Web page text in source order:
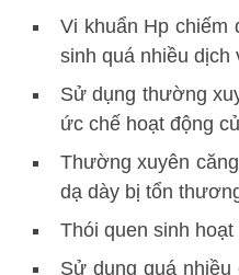
Vi khuẩn Hp chiếm
sinh quá nhiều dịch
Sử dụng thường
ức chế hoạt động
Thường xuyên
dạ dày bị tổn
Thói quen sinh
Sử dụng quá